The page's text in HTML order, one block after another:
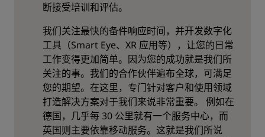
断接受培训和评估。
我们关注最快的备件响应时间，并开发数字化
工具（Smart Eye、XR 应用等），让您的日常
工作变得更加简单。因为您的成功就是我们所
关注的事。我们的合作伙伴遍布全球，可满足
您的期望。在这里，专门针对客户和使用领域
打造解决方案对于我们来说非常重要。 例如在
德国，几乎每 30 公里就有一个服务中心，而
英国则主要依靠移动服务。这就是我们所说